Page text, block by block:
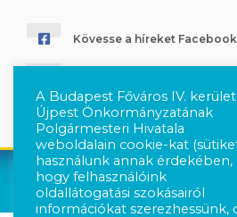
Kövesse a híreket
Újpest
A Budapest Főváros IV. kerület
Újpest Önkormányzatának
Polgármesteri Hivatala
weboldalain cookie-kat
használunk annak érdekében,
hogy felhasználóink
oldallátogatási szokásairól
információkat szerezhessünk,